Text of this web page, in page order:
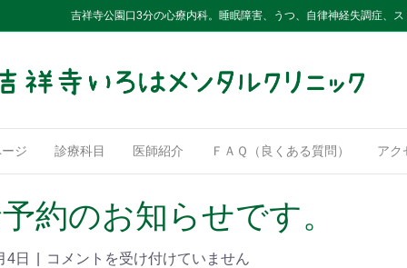
吉祥寺公園口3分の心療内科。睡眠障害、うつ、自律神経失調症、
ージ 診療科目 医師紹介 ＦＡＱ（良くある質問） アク
約のお知らせです。
4日 コメントを受け付けていません